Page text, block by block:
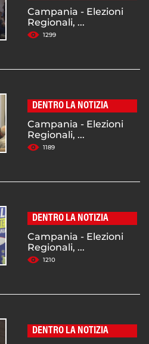
Campania - Elezioni
Regionali, ...
1299
DENTRO LA NOTIZIA
Campania - Elezioni
Regionali, ...
1189
DENTRO LA NOTIZIA
Campania - Elezioni
Regionali, ...
1210
DENTRO LA NOTIZIA